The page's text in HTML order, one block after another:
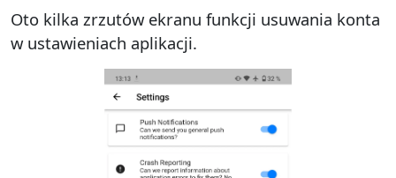
Oto kilka zrzutów ekranu funkcji usuwania konta
w ustawieniach aplikacji.